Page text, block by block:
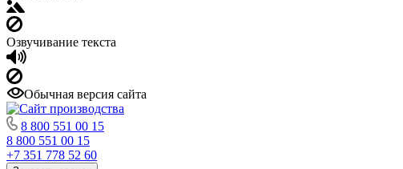
Озвучивание текста
Обычная версия сайта
8 800 551 00 15
8 800 551 00 15
+7 351 778 52 60